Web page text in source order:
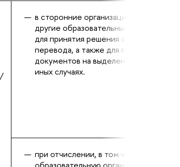
в сторонние организации, в том числе в
другие образовательные организации
для принятия решения о возможности
перевода, а также для подачи
документов на выделение грантов, в
иных случаях.
при отчислении, в том числе в другую